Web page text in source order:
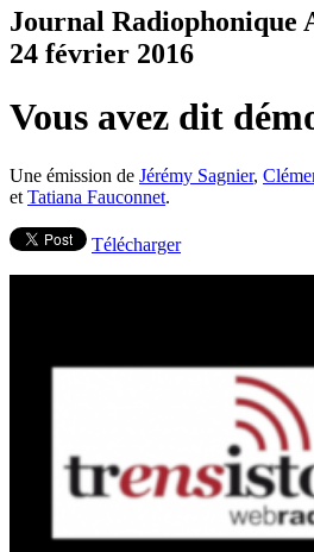
Journal Radiophonique
24 février 2016
Vous avez dit
Une émission de Jérémy Sagnier,
et Tatiana Fauconnet.
Télécharger